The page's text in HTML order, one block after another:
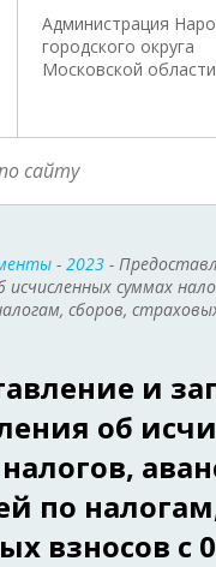
Администрация
городского округа
Московской области
- 2023 -
исчисленных суммах
сборов,
и
об
по
взносов с